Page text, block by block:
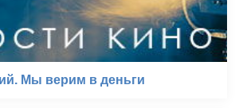
Мы верим в деньги